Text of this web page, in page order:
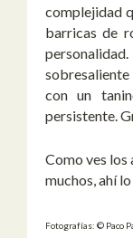
complejidad
barricas de
sobresaliente
con un
persistente.
Como ves
muchos, ahí lo
Fotografías: © Paco